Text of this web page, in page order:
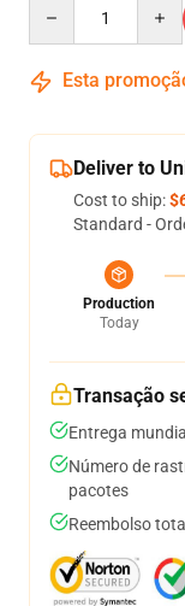
Esta
Deliver to
Cost to ship:
Standard -
Production
Today
Transação
Entrega
Número de
pacotes
Reembolso